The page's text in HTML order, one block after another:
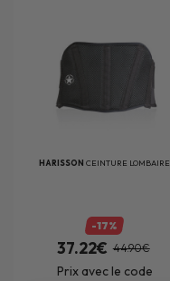
HARISSONCEINTURE LOMBAIRE
-17%
37.22€ 44.90€
Prix avec le code